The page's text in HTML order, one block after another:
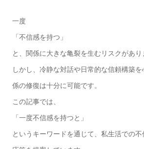
一度
「不信感を持つ」
と、関係に大きな亀裂を生むリスクがあり
しかし、冷静な対話や日常的な信頼構築
係の修復は十分に可能です。
この記事では、
「一度不信感を持つと」
というキーワードを通じて、私生活での